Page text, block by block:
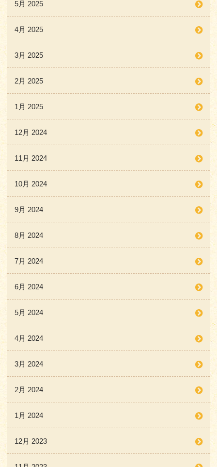
5月 2025
4月 2025
3月 2025
2月 2025
1月 2025
12月 2024
11月 2024
10月 2024
9月 2024
8月 2024
7月 2024
6月 2024
5月 2024
4月 2024
3月 2024
2月 2024
1月 2024
12月 2023